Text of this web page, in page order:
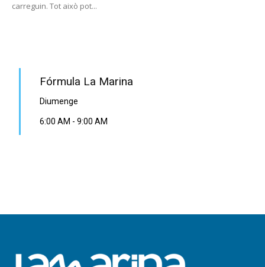
carreguin. Tot això pot...
Fórmula La Marina
Diumenge
6:00 AM - 9:00 AM